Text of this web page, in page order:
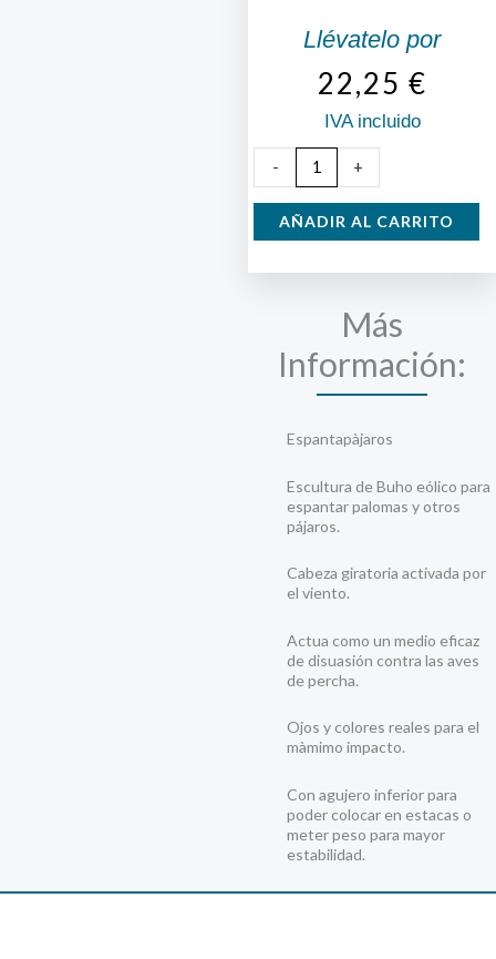
Llévatelo por
22,25 €
IVA incluido
-
Ahuyentador
+
AÑADIR AL CARRITO
Más
Información:
Espantapàjaros
Escultura de Buho eólico para
espantar palomas y otros
pájaros.
Cabeza giratoria activada por
el viento.
Actua como un medio eficaz
de disuasión contra las aves
de percha.
Ojos y colores reales para el
màmimo impacto.
Con agujero inferior para
poder colocar en estacas o
meter peso para mayor
estabilidad.